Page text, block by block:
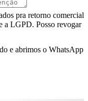
pra retorno comercial
a LGPD. Posso revogar
e abrimos o WhatsApp